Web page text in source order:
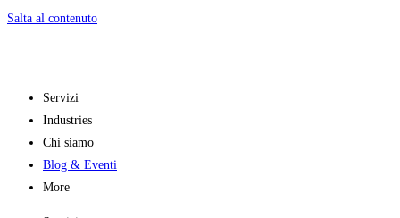
Salta al contenuto
Servizi
Industries
Chi siamo
Blog & Eventi
More